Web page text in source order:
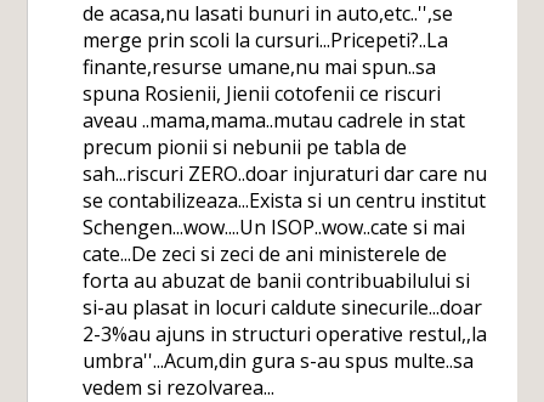
de acasa,nu lasati bunuri in auto,etc..'',se
merge prin scoli la cursuri...Pricepeti?..La
finante,resurse umane,nu mai spun..sa
spuna Rosienii, Jienii cotofenii ce riscuri
aveau ..mama,mama..mutau cadrele in stat
precum pionii si nebunii pe tabla de
sah...riscuri ZERO..doar injuraturi dar care nu
se contabilizeaza...Exista si un centru institut
Schengen...wow....Un ISOP..wow..cate si mai
cate...De zeci si zeci de ani ministerele de
forta au abuzat de banii contribuabilului si
si-au plasat in locuri caldute sinecurile...doar
2-3%au ajuns in structuri operative restul,,la
umbra''...Acum,din gura s-au spus multe..sa
vedem si rezolvarea...